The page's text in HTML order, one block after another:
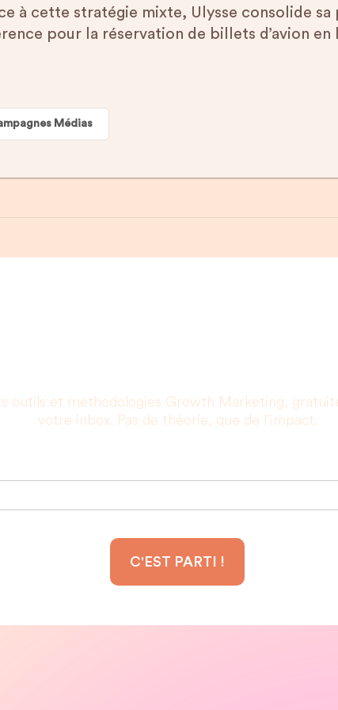
à cette stratégie mixte, Ulysse consolide
pour la réservation de billets d’avion en
Médias
outils et méthodologies Growth Marketing,
votre inbox. Pas de théorie, que de l’impact.